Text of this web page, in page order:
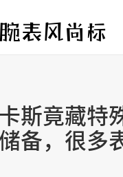
斯竟藏特
备，很多